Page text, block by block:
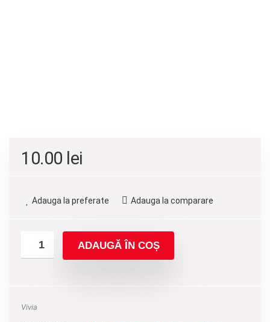
10.00 lei
Adauga la preferate Adauga la comparare
ADAUGĂ ÎN COȘ
Vivia